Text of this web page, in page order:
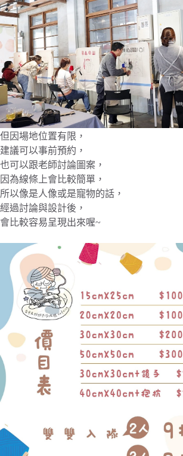
但因場地位置有限，
建議可以事前預約，
也可以跟老師討論圖案，
因為線條上會比較簡單，
所以像是人像或是寵物的話，
經過討論與設計後，
會比較容易呈現出來喔~